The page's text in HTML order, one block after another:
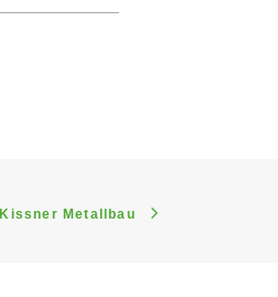
Kissner Metallbau